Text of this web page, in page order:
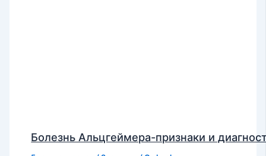
Болезнь Альцгеймера-признаки и